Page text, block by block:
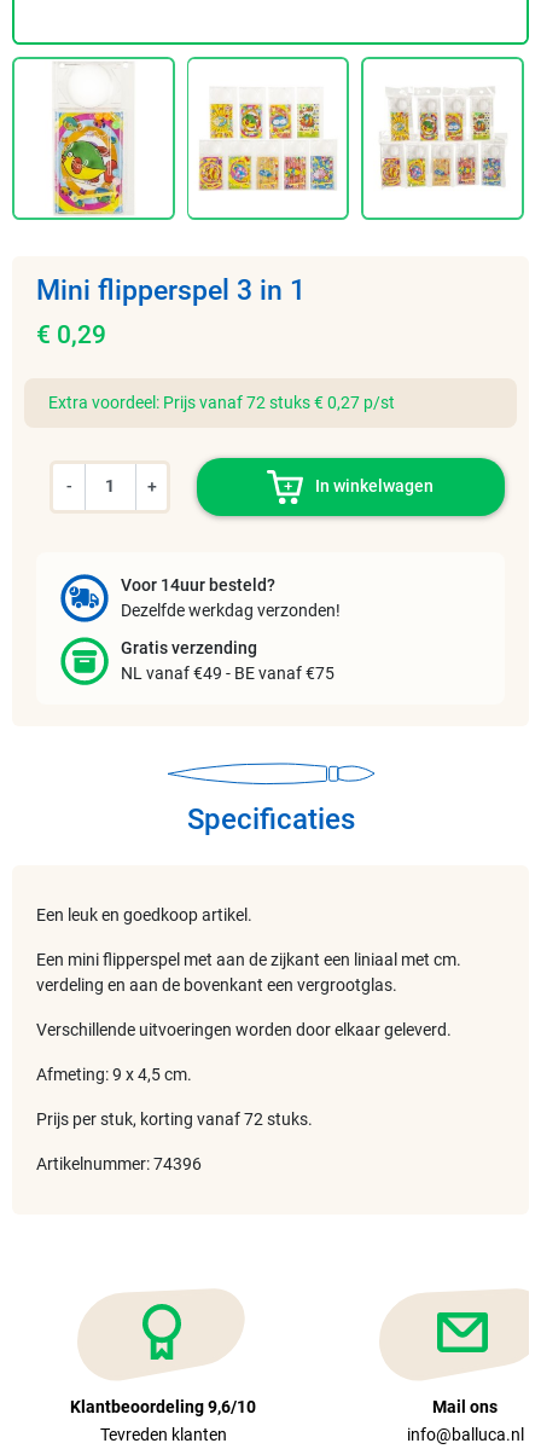
Mini flipperspel 3 in 1
€ 0,29
Extra voordeel: Prijs vanaf 72 stuks € 0,27 p/st
- + In winkelwagen
Voor 14uur besteld?
Dezelfde werkdag verzonden!
Gratis verzending
NL vanaf €49 - BE vanaf €75
Specificaties
Een leuk en goedkoop artikel.
Een mini flipperspel met aan de zijkant een liniaal met cm.
verdeling en aan de bovenkant een vergrootglas.
Verschillende uitvoeringen worden door elkaar geleverd.
Afmeting: 9 x 4,5 cm.
Prijs per stuk, korting vanaf 72 stuks.
Artikelnummer: 74396
Klantbeoordeling 9,6/10
Tevreden klanten
Mail ons
info@balluca.nl